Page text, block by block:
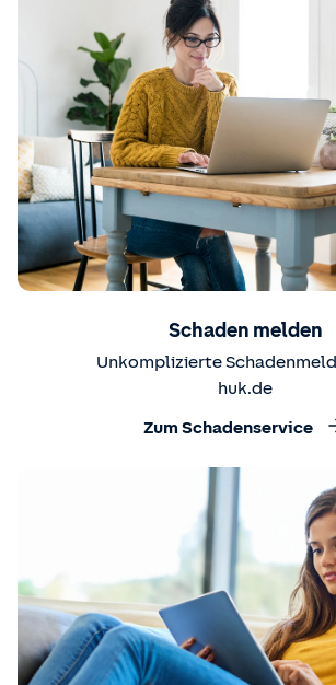
Schaden melden
Unkomplizierte
huk.de
Zum Schadenservice